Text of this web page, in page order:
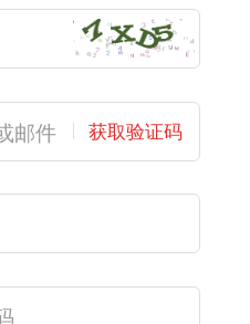
获取验证码